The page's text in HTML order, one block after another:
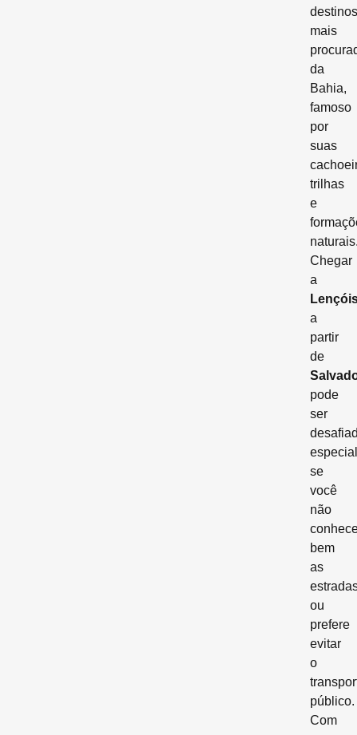
destinos
mais
da
Bahia,
famoso
por
suas
trilhas
e
Chegar
a
a
partir
de
pode
ser
se
você
não
bem
as
ou
prefere
evitar
o
público.
Com